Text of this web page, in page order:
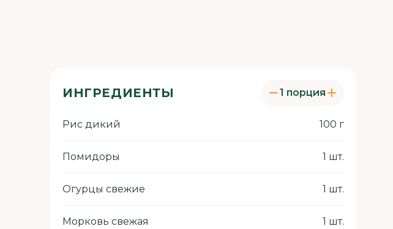
ИНГРЕДИЕНТЫ 1 порция
Рис дикий 100 г
Помидоры 1 шт.
Огурцы свежие 1 шт.
Морковь свежая 1 шт.